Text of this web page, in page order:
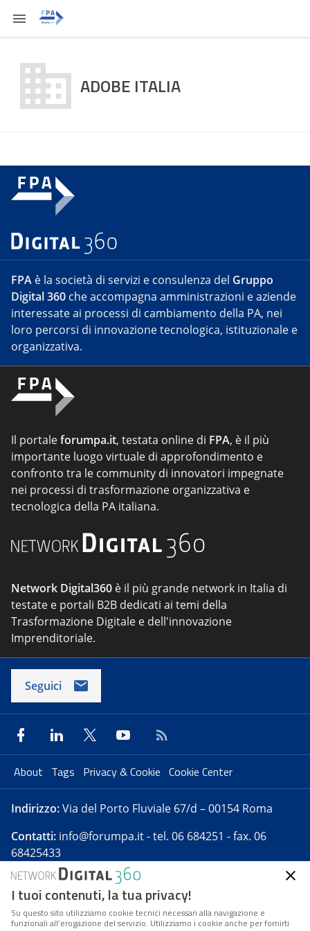
ADOBE ITALIA
FPA è la società di servizi e consulenza del Gruppo
Digital 360 che accompagna amministrazioni e aziende
interessate ai processi di cambiamento della PA, nei
loro percorsi di innovazione tecnologica, istituzionale e
organizzativa.
Il portaleforumpa.it, testata online di FPA, è il più
importante luogo virtuale di approfondimento e
confronto tra le community di innovatori impegnate
nei processi di trasformazione organizzativa e
tecnologica della PA italiana.
Network Digital360 è il più grande network in Italia di
testate e portali B2B dedicati ai temi della
Trasformazione Digitale e dell'innovazione
Imprenditoriale.
Seguici
About Tags Privacy & Cookie Cookie Center
Indirizzo:Via del Porto Fluviale 67/d – 00154 Roma
Contatti: info@forumpa.it- tel. 06 684251 - fax. 06
68425433
Forumpa.itè una pubblicazione telematica iscritta
presso Registro della stampa del Tribunale di Roma -
Reg. n. 182 del 2 maggio 2008 - Direttore resp. Michela
I tuoi contenuti, la tua privacy!
Su questo sito utilizziamo cookie tecnici necessari alla navigazione e
funzionali all’erogazione del servizio. Utilizziamo i cookie anche per fornirti